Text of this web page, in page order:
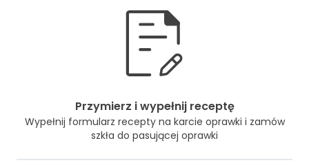
Przymierz i wypełnij receptę
Wypełnij formularz recepty na karcie oprawki i zamów
szkła do pasującej oprawki